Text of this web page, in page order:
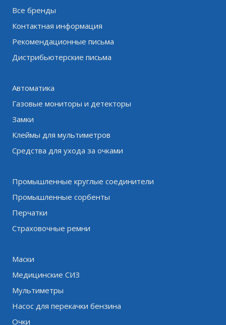
Все бренды
Контактная информация
Рекомендационные письма
Дистрибьютерские письма
Автоматика
Газовые мониторы и детекторы
Замки
Клеймы для мультиметров
Средства для ухода за очками
Промышленные круглые соединители
Промышленные сорбенты
Перчатки
Страховочные ремни
Маски
Медицинские СИЗ
Мультиметры
Насос для перекачки бензина
Очки